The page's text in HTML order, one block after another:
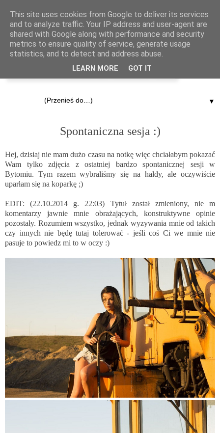
▼
Spontaniczna sesja :)
Hej, dzisiaj nie mam dużo czasu na notkę więc chciałabym pokazać
Wam tylko zdjęcia z ostatniej bardzo spontanicznej sesji w
Bytomiu. Tym razem wybraliśmy się na hałdy, ale oczywiście
uparłam się na koparkę ;)
EDIT: (22.10.2014 g. 22:03) Tytuł został zmieniony, nie m
komentarzy jawnie mnie obrażających, konstruktywne opinie
pozostały. Rozumiem wszystko, jednak wyzywania mnie od takich
czy innych nie będę tutaj tolerować - jeśli coś Ci we mnie nie
pasuje to powiedz mi to w oczy :)
This site uses cookies from Google to deliver its services
and to analyze traffic. Your IP address and user-agent are
shared with Google along with performance and security
metrics to ensure quality of service, generate usage
statistics, and to detect and address abuse.
LEARN MORE GOT IT